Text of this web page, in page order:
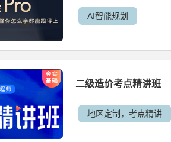
AI智能规划
二级造价考点精讲班
地区定制，考点精讲